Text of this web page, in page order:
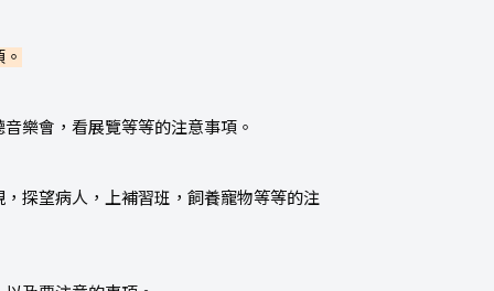
樂會，看展覽等等的注意事項。
探望病人，上補習班，飼養寵物等等的注